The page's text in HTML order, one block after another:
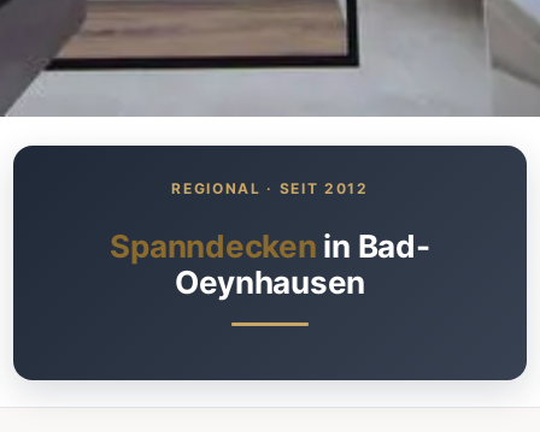
Was kostet meine neue
Spanndecke?
Richtwert sofort sehen
Schnellrechner
Spanndecken in Bad-
Oeynhausen